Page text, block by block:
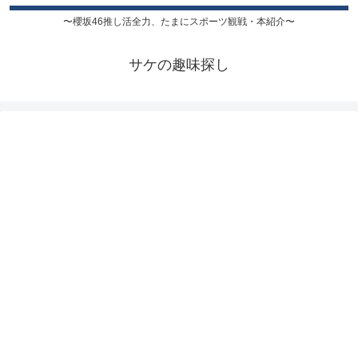
〜櫻坂46推し活全力、たまにスポーツ観戦・本紹介〜
サケの趣味探し